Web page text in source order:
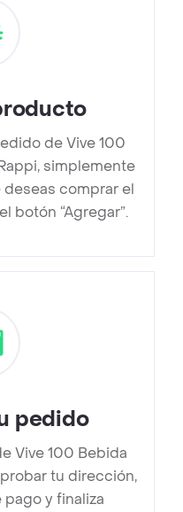
de Vive 100
simplemente
comprar el
botón “Agregar”.
pedido
Vive 100 Bebida
tu dirección,
y finaliza